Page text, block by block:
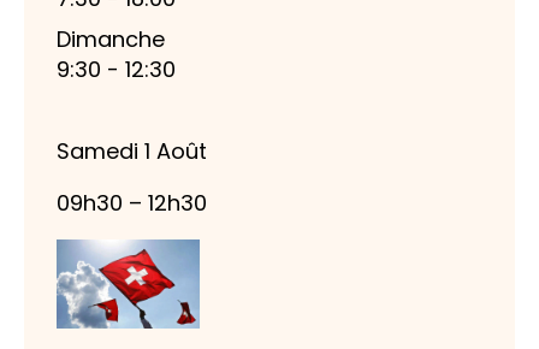
Dimanche
9:30 - 12:30
Samedi 1 Août
09h30 – 12h30